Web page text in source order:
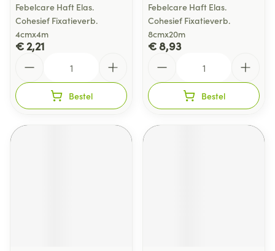
Febelcare Haft Elas.
Cohesief Fixatieverb.
4cmx4m
€ 2,21
Bestel
Febelcare Haft Elas.
Cohesief Fixatieverb.
8cmx20m
€ 8,93
Bestel